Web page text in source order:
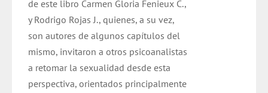
de este libro Carmen Gloria Fenieux C.,
y Rodrigo Rojas J., quienes, a su vez,
son autores de algunos capítulos del
mismo, invitaron a otros psicoanalistas
a retomar la sexualidad desde esta
perspectiva, orientados principalmente